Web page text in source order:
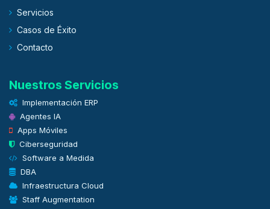
Servicios
Casos de Éxito
Contacto
Nuestros Servicios
Implementación ERP
Agentes IA
Apps Móviles
Ciberseguridad
Software a Medida
DBA
Infraestructura Cloud
Staff Augmentation